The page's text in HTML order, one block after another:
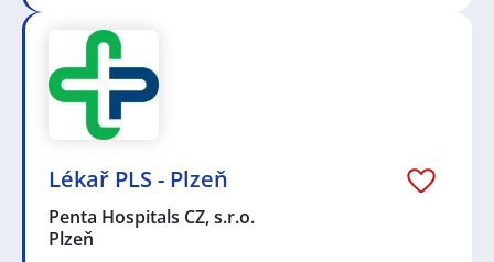
Lékař PLS - Plzeň
Penta Hospitals CZ, s.r.o.
Plzeň